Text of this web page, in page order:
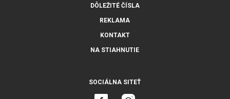
DÔLEŽITÉ ČÍSLA
REKLAMA
KONTAKT
NA STIAHNUTIE
SOCIÁLNA SITEŤ